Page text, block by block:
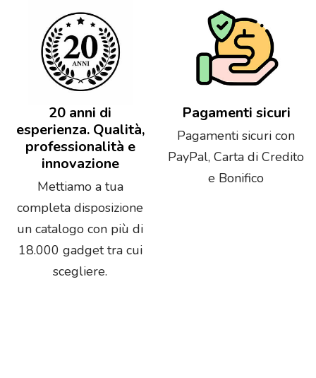
20 anni di
esperienza. Qualità,
professionalità e
innovazione
Mettiamo a tua
completa disposizione
un catalogo con più di
18.000 gadget tra cui
scegliere.
Pagamenti sicuri
Pagamenti sicuri con
PayPal, Carta di Credito
e Bonifico